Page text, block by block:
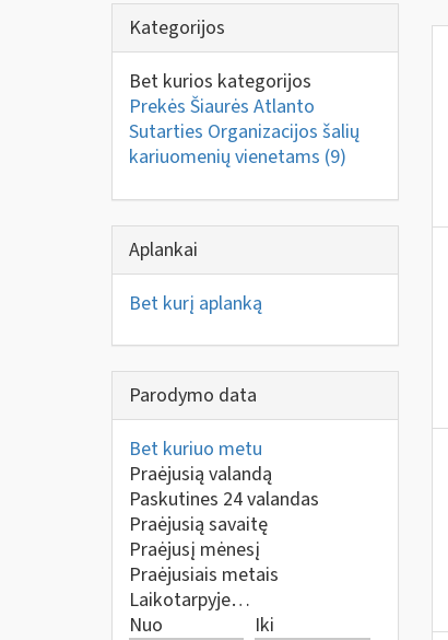
Kategorijos
Bet kurios kategorijos
Prekės Šiaurės Atlanto
Sutarties Organizacijos šalių
kariuomenių vienetams (9)
Aplankai
Bet kurį aplanką
Parodymo data
Bet kuriuo metu
Praėjusią valandą
Paskutines 24 valandas
Praėjusią savaitę
Praėjusį mėnesį
Praėjusiais metais
Laikotarpyje…
Nuo
Iki